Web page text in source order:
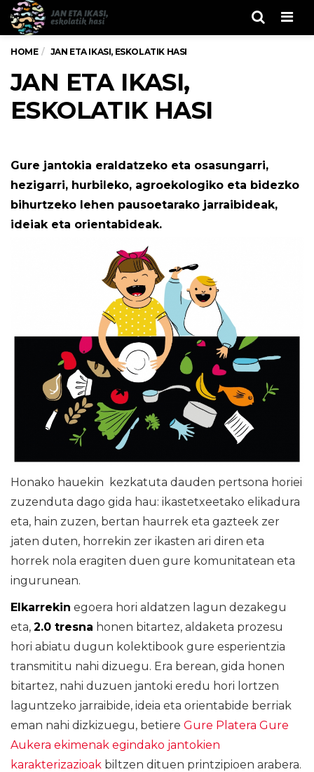
HOME JAN ETA IKASI, ESKOLATIK HASI
JAN ETA IKASI,
ESKOLATIK HASI
Gure jantokia eraldatzeko eta osasungarri,
hezigarri, hurbileko, agroekologiko eta bidezko
bihurtzeko lehen pausoetarako jarraibideak,
ideiak eta orientabideak.
Honako hauekin kezkatuta dauden pertsona horiei
zuzenduta dago gida hau: ikastetxeetako elikadura
eta, hain zuzen, bertan haurrek eta gazteek zer
jaten duten, horrekin zer ikasten ari diren eta
horrek nola eragiten duen gure komunitatean eta
ingurunean.
Elkarrekin egoera hori aldatzen lagun dezakegu
eta, 2.0 tresna honen bitartez, aldaketa prozesu
hori abiatu dugun kolektibook gure esperientzia
transmititu nahi dizuegu. Era berean, gida honen
bitartez, nahi duzuen jantoki eredu hori lortzen
laguntzeko jarraibide, ideia eta orientabide berriak
eman nahi dizkizuegu, betiere Gure Platera Gure
Aukera ekimenak egindako jantokien
karakterizazioak biltzen dituen printzipioen arabera.